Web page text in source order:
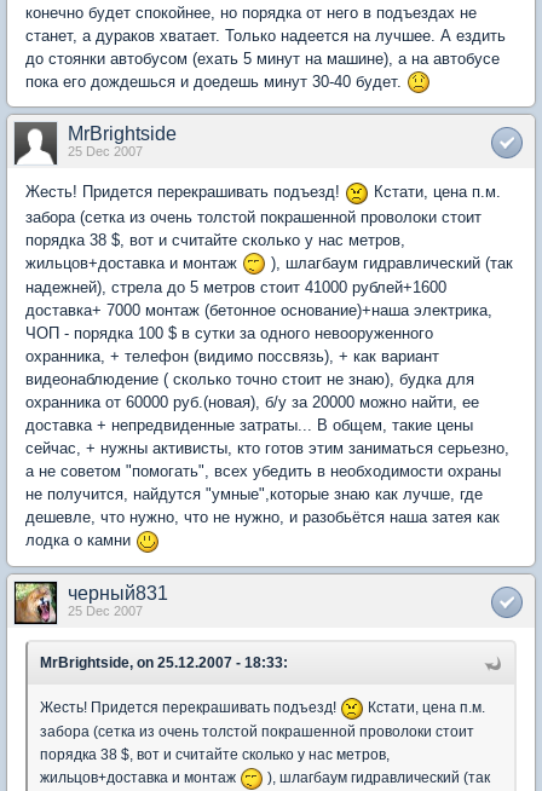
конечно будет спокойнее, но порядка от него в подъездах не
станет, а дураков хватает. Только надеется на лучшее. А ездить
до стоянки автобусом (ехать 5 минут на машине), а на автобусе
пока его дождешься и доедешь минут 30-40 будет.
MrBrightside
25 Dec 2007
Жесть! Придется перекрашивать подъезд!
Кстати, цена п.м.
забора (сетка из очень толстой покрашенной проволоки стоит
порядка 38 $, вот и считайте сколько у нас метров,
жильцов+доставка и монтаж
), шлагбаум гидравлический (так
надежней), стрела до 5 метров стоит 41000 рублей+1600
доставка+ 7000 монтаж (бетонное основание)+наша электрика,
ЧОП - порядка 100 $ в сутки за одного невооруженного
охранника, + телефон (видимо поссвязь), + как вариант
видеонаблюдение ( сколько точно стоит не знаю), будка для
охранника от 60000 руб.(новая), б/у за 20000 можно найти, ее
доставка + непредвиденные затраты... В общем, такие цены
сейчас, + нужны активисты, кто готов этим заниматься серьезно,
а не советом "помогать", всех убедить в необходимости охраны
не получится, найдутся "умные",которые знаю как лучше, где
дешевле, что нужно, что не нужно, и разобьётся наша затея как
лодка о камни
черный831
25 Dec 2007
MrBrightside, on 25.12.2007 - 18:33:
Жесть! Придется перекрашивать подъезд!
Кстати, цена п.м.
забора (сетка из очень толстой покрашенной проволоки стоит
порядка 38 $, вот и считайте сколько у нас метров,
жильцов+доставка и монтаж
), шлагбаум гидравлический (так